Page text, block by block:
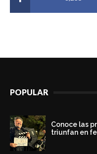
POPULAR
Conoce las
triunfan en